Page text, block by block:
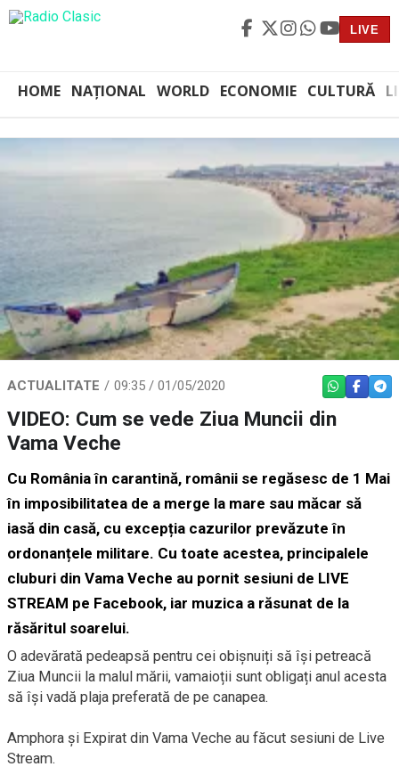
LIVE
HOME NAȚIONAL WORLD ECONOMIE CULTURĂ
ACTUALITATE 09:35 / 01/05/2020 WHATSAPP
VIDEO: Cum se vede Ziua Muncii din
Vama Veche
Cu România în carantină, românii se regăsesc de 1 Mai
în imposibilitatea de a merge la mare sau măcar să
iasă din casă, cu excepția cazurilor prevăzute în
ordonanțele militare. Cu toate acestea, principalele
cluburi din Vama Veche au pornit sesiuni de LIVE
STREAM pe Facebook, iar muzica a răsunat de la
răsăritul soarelui.
O adevărată pedeapsă pentru cei obișnuiți să își petreacă
Ziua Muncii la malul mării, vamaioții sunt obligați anul acesta
să își vadă plaja preferată de pe canapea.
Amphora și Expirat din Vama Veche au făcut sesiuni de Live
Stream.